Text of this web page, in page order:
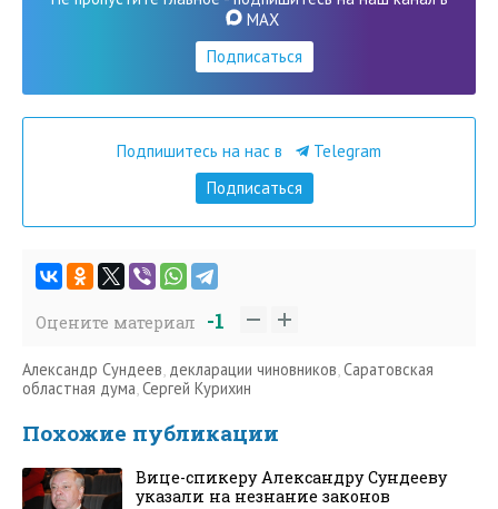
MAX
Подписаться
Подпишитесь на нас в
Telegram
Подписаться
Оцените материал -1
Александр Сундеев декларации чиновников Саратовская
областная дума Сергей Курихин
Похожие публикации
Вице-спикеру Александру Сундееву
указали на незнание законов